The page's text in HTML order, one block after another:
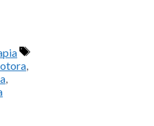
Etiquetas
,
,